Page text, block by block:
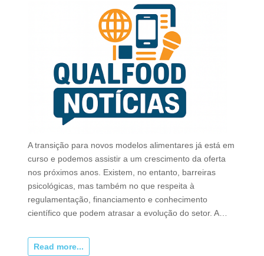
A transição para novos modelos alimentares já está em
curso e podemos assistir a um crescimento da oferta
nos próximos anos. Existem, no entanto, barreiras
psicológicas, mas também no que respeita à
regulamentação, financiamento e conhecimento
científico que podem atrasar a evolução do setor. A…
Read more...